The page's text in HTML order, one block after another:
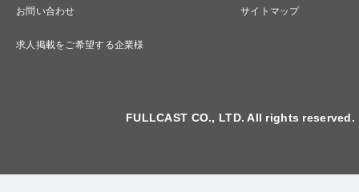
お問い合わせ
サイトマップ
求人掲載をご希望する企業様
FULLCAST CO., LTD. All rights reserved.